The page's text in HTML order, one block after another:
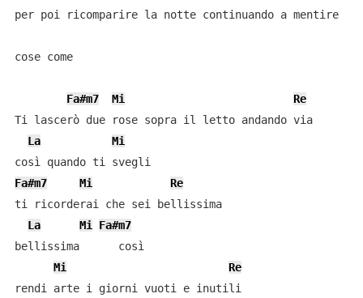
per poi ricomparire la notte continuando a mentire
cose come
Fa#m7 Mi
Re
Ti lascerò due rose sopra il letto andando via
La
Mi
Fa#m7
Mi
Re
ti ricorderai che sei bellissima
La
Mi
Fa#m7
bellissima      così
Mi
Re
rendi arte i giorni vuoti e inutili